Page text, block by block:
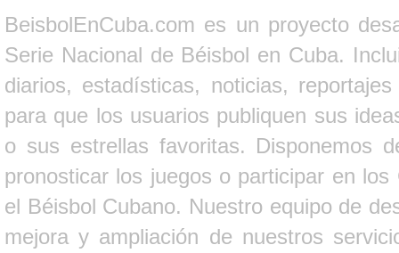
BeisbolEnCuba.com es un proyecto
Serie Nacional de Béisbol en Cuba.
diarios, estadísticas, noticias,
para que los usuarios publiquen sus
o sus estrellas favoritas. Disponemos
pronosticar los juegos o participar en
el Béisbol Cubano. Nuestro equipo de
mejora y ampliación de nuestros